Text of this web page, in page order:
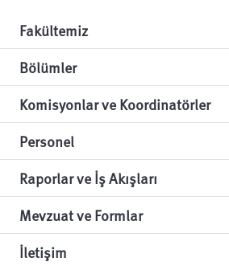
Fakültemiz
Bölümler
Komisyonlar ve Koordinatörler
Personel
Raporlar ve İş Akışları
Mevzuat ve Formlar
İletişim